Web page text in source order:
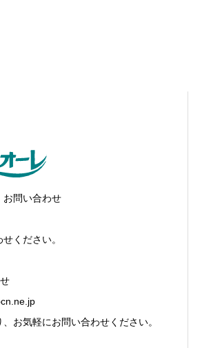
お問い合わせ
ください。
お気軽にお問い合わせください。